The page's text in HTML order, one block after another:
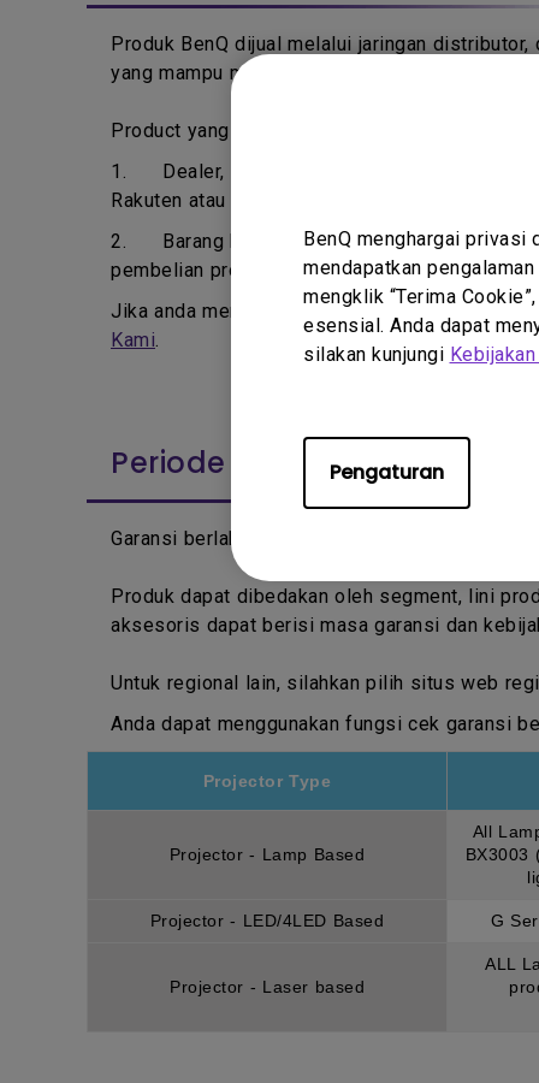
BenQ menghargai privasi
mendapatkan
mengklik “Terima
esensial. Anda dapat
silakan kunjungi
Pengaturan
Produk BenQ dijual melalui jaringan
yang mampu mendapatkan produk BenQ via
Product yang dibeli dari sumber dibawah
1. Dealer, reseller atau distributor tidak
Rakuten atau Toko Online sejenis.
2. Barang bekas, termasuk platform
pembelian produk oleh pelanggan pertama.
Jika anda memiliki pertanyaan mengenai
Kami.
Periode Garansi
Garansi berlaku sejak tanggal tercetak pada
Produk dapat dibedakan oleh segment, lini
aksesoris dapat berisi masa garansi dan
Untuk regional lain, silahkan pilih situs web
Anda dapat menggunakan fungsi cek garansi
Projector Type
Projector - Lamp Based
All
BX3003
Projector - LED/4LED Based G
Projector - Laser based
ALL